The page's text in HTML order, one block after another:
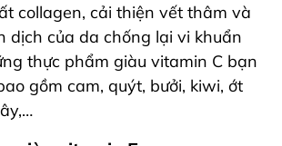
collagen, cải thiện vết thâm và
dịch của da chống lại vi khuẩn
thực phẩm giàu vitamin C bạn
gồm cam, quýt, bưởi, kiwi, ớt